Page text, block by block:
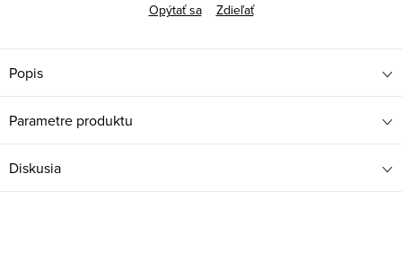
Opýtať sa
Zdieľať
Popis
Parametre produktu
Diskusia